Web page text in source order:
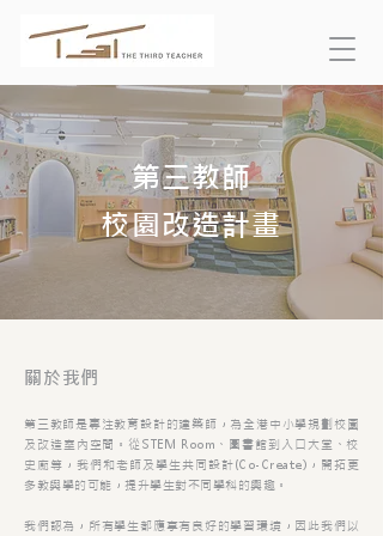
第三教師
校園改造計畫
關於我們
第三教師是專注教育設計的建築師，為全港中小學規劃校園
及改造室內空間。從STEM Room、圖書館到入口大堂、校
史廊等，我們和老師及學生共同設計(Co-Create)，開拓更
多教與學的可能，提升學生對不同學科的興趣。
我們認為，所有學生都應享有良好的學習環境，因此我們以